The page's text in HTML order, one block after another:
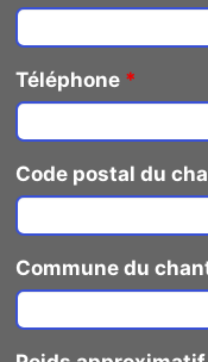
Téléphone *
Code postal du
Commune du